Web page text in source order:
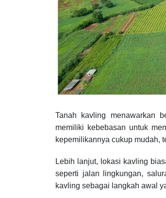
Tanah kavling menawarkan
memiliki kebebasan untuk
kepemilikannya cukup mudah,
Lebih lanjut, lokasi kavling
seperti jalan lingkungan,
kavling sebagai langkah awal